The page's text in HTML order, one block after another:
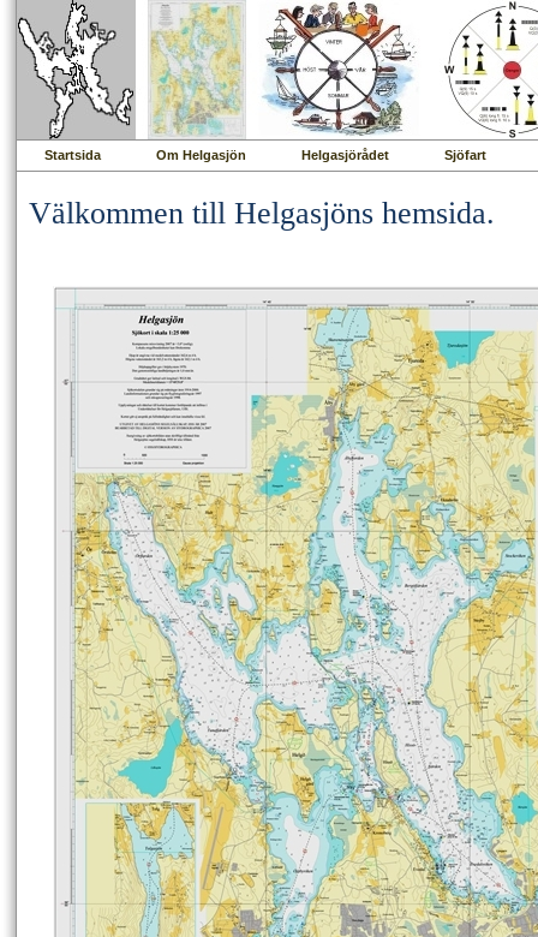
Startsida Om Helgasjön Helgasjörådet Sjöfart
Välkommen till Helgasjöns hemsida.